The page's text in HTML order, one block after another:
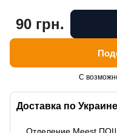
Доставка по Украине
90 грн.
С